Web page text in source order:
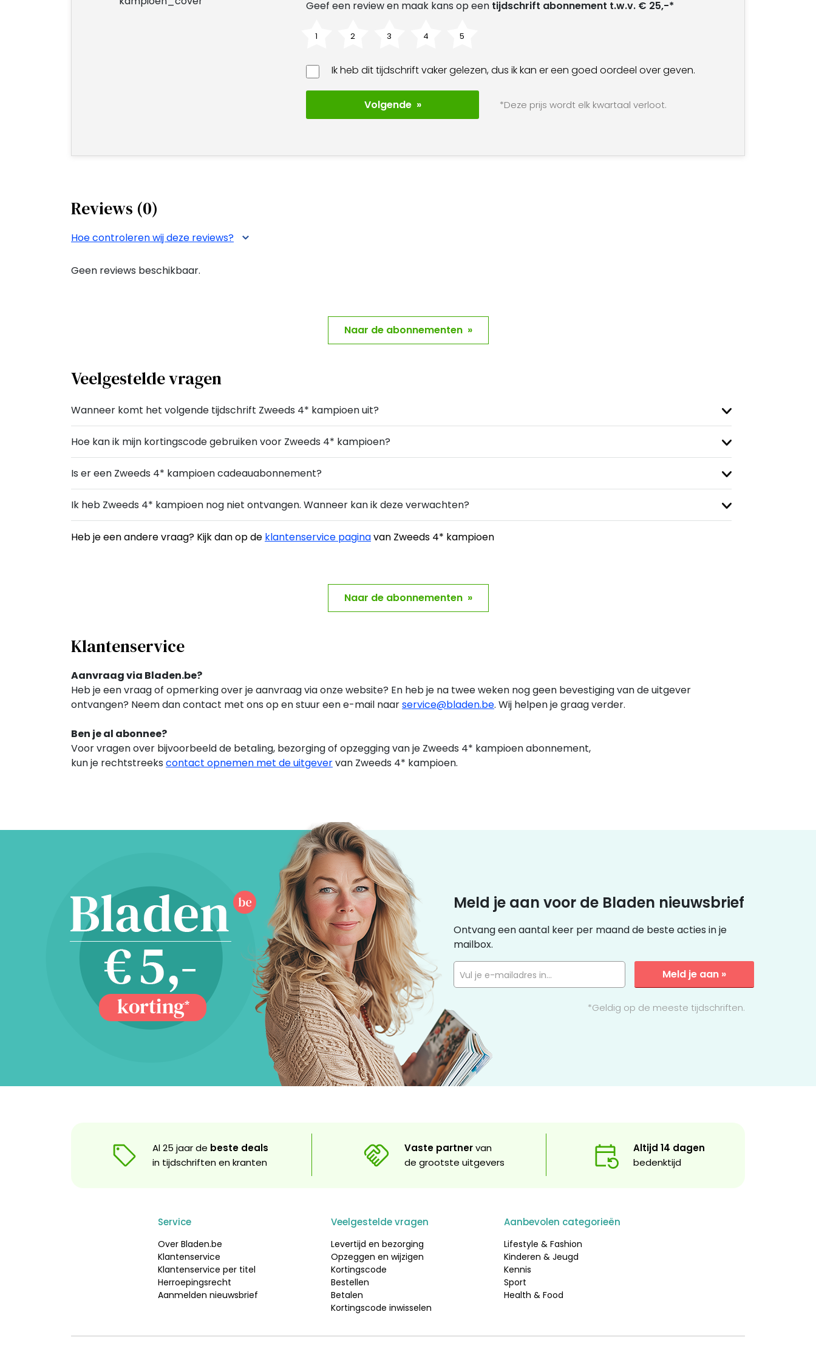
Geef een review en maak kans op een tijdschrift abonnement t.w.v. € 25,-*
5
4
3
2
1
Ik heb dit tijdschrift vaker gelezen, dus ik kan er een goed oordeel over geven.
Volgende » *Deze prijs wordt elk kwartaal verloot.
Reviews (0)
Hoe controleren wij deze reviews?
Geen reviews beschikbaar.
Naar de abonnementen »
Veelgestelde vragen
Wanneer komt het volgende tijdschrift Zweeds 4* kampioen uit?
Hoe kan ik mijn kortingscode gebruiken voor Zweeds 4* kampioen?
Is er een Zweeds 4* kampioen cadeauabonnement?
Ik heb Zweeds 4* kampioen nog niet ontvangen. Wanneer kan ik deze verwachten?
Heb je een andere vraag? Kijk dan op de klantenservice paginavan Zweeds 4* kampioen
Naar de abonnementen »
Klantenservice
Aanvraag via Bladen.be?
Heb je een vraag of opmerking over je aanvraag via onze website? En heb je na twee weken nog geen bevestiging van de uitgever
ontvangen? Neem dan contact met ons op en stuur een e-mail naarservice@bladen.be. Wij helpen je graag verder.
Ben je al abonnee?
Voor vragen over bijvoorbeeld de betaling, bezorging of opzegging van je Zweeds 4* kampioenabonnement,
kun je rechtstreeks contact opnemen met de uitgevervan Zweeds 4* kampioen.
Meld je aan voor de Bladen nieuwsbrief
Ontvang een aantal keer per maand de beste acties in je
mailbox.
Vul je e-mailadres in... Meld je aan »
*Geldig op de meeste tijdschriften.
Al 25 jaar de beste deals
in tijdschriften en kranten
Vaste partnervan
de grootste uitgevers
Altijd 14 dagen
bedenktijd
Service
Over Bladen.be
Klantenservice
Klantenservice per titel
Herroepingsrecht
Aanmelden nieuwsbrief
Veelgestelde vragen
Levertijd en bezorging
Opzeggen en wijzigen
Kortingscode
Bestellen
Betalen
Kortingscode inwisselen
Aanbevolen categorieën
Lifestyle & Fashion
Kinderen & Jeugd
Kennis
Sport
Health & Food